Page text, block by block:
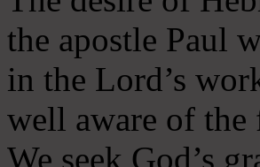
the apostle Paul
in the Lord’s
well aware of the
We seek God’s